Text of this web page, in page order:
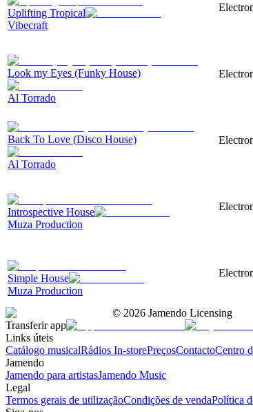
Uplifting Tropical
Vibecraft
Look my Eyes (Funky House)
Al Torrado
Back To Love (Disco House)
Al Torrado
Introspective House
Muza Production
Simple House
Muza Production
© 2026 Jamendo Licensing
Transferir app
Links úteis
Catálogo musicalRádios In-storePreçosContactoCentro
Jamendo
Jamendo para artistasJamendo Music
Legal
Termos gerais de utilizaçãoCondições de vendaPolítica